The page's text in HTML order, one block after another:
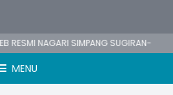
NAGARI SIMPANG SUGIRAN-
MENU